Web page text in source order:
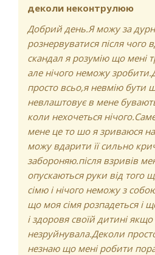
деколи неконтрулюю
Добрий день.Я можу за
рознервуватися після чого
скандал я розумію що мені
але нічого неможу
просто всьо,я невмію бути
невлаштовує в мене
коли нехочеться
мене це то шо я зриваюся
можу вдарити її сильно
забороняю.після взривів
опускаються руки від того
сімю і нічого неможу з
що моя сімя розпадеться і
і здоровя своїй дитині
незруйнувала.Деколи
незнаю що мені робити